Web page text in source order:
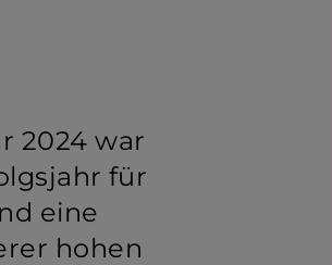
2024 war
für
eine
hohen